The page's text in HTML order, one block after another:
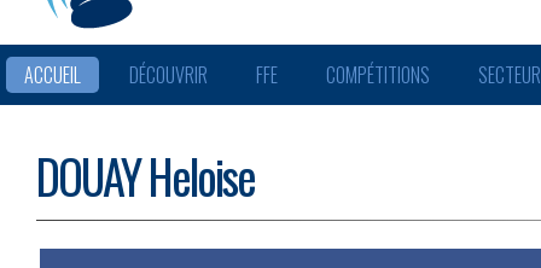
ACCUEIL DÉCOUVRIR FFE COMPÉTITIONS
DOUAY Heloise